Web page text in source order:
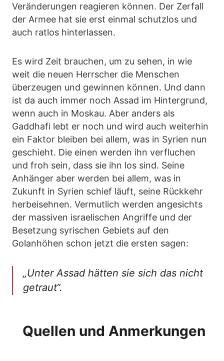
Veränderungen reagieren können. Der Zerfall
der Armee hat sie erst einmal schutzlos und
auch ratlos hinterlassen.
Es wird Zeit brauchen, um zu sehen, in wie
weit die neuen Herrscher die Menschen
überzeugen und gewinnen können. Und dann
ist da auch immer noch Assad im Hintergrund,
wenn auch in Moskau. Aber anders als
Gaddhafi lebt er noch und wird auch weiterhin
ein Faktor bleiben bei allem, was in Syrien nun
geschieht. Die einen werden ihn verfluchen
und froh sein, dass sie ihn los sind. Seine
Anhänger aber werden bei allem, was in
Zukunft in Syrien schief läuft, seine Rückkehr
herbeisehnen. Vermutlich werden angesichts
der massiven israelischen Angriffe und der
Besetzung syrischen Gebiets auf den
Golanhöhen schon jetzt die ersten sagen:
„Unter Assad hätten sie sich das nicht
getraut“.
Quellen und Anmerkungen